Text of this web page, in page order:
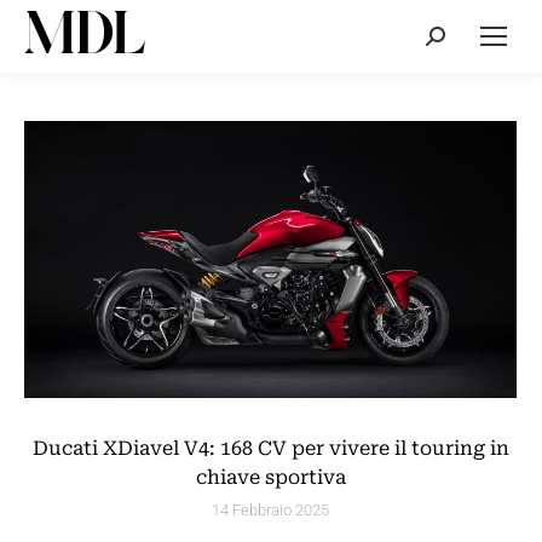
Cerca:
Ducati XDiavel V4: 168 CV per vivere il touring in
chiave sportiva
14 Febbraio 2025